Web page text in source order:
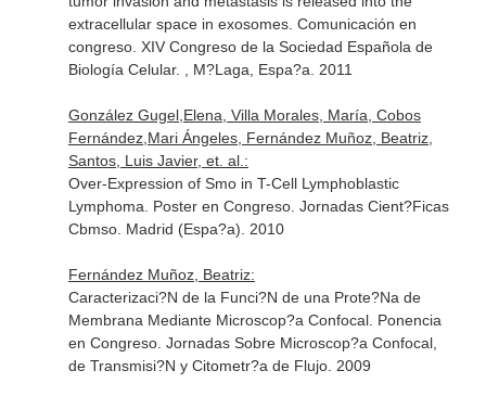
extracellular space in exosomes. Comunicación en
congreso. XIV Congreso de la Sociedad Española de
Biología Celular. , M?Laga, Espa?a. 2011
González Gugel,Elena, Villa Morales, María, Cobos
Fernández,Mari Ángeles, Fernández Muñoz, Beatriz,
Santos, Luis Javier, et. al.:
Over-Expression of Smo in T-Cell Lymphoblastic
Lymphoma. Poster en Congreso. Jornadas Cient?Ficas
Cbmso. Madrid (Espa?a). 2010
Fernández Muñoz, Beatriz:
Caracterizaci?N de la Funci?N de una Prote?Na de
Membrana Mediante Microscop?a Confocal. Ponencia
en Congreso. Jornadas Sobre Microscop?a Confocal,
de Transmisi?N y Citometr?a de Flujo. 2009